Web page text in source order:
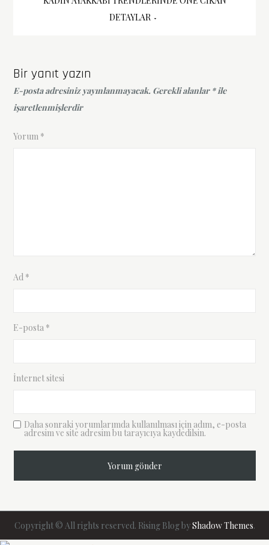
gezinmesiDETAYLAR
Bir yanıt yazın
E-posta adresiniz yayınlanmayacak. Gerekli alanlar *ile
işaretlenmişlerdir
Yorum *
Ad *
E-posta *
İnternet sitesi
Daha sonraki yorumlarımda kullanılması için adım, e-posta
adresim ve site adresim bu tarayıcıya kaydedilsin.
Copyright © All rights reserved. Rising Blog byShadow Themes.